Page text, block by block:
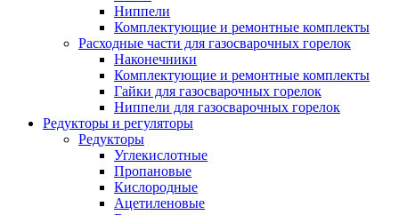
Ниппели
Комплектующие и ремонтные комплекты
Расходные части для газосварочных горелок
Наконечники
Комплектующие и ремонтные комплекты
Гайки для газосварочных горелок
Ниппели для газосварочных горелок
Редукторы и регуляторы
Редукторы
Углекислотные
Пропановые
Кислородные
Ацетиленовые